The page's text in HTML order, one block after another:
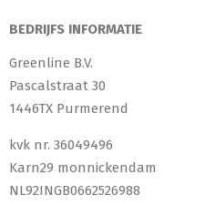
BEDRIJFS INFORMATIE
Greenline B.V.
Pascalstraat 30
1446TX Purmerend
kvk nr. 36049496
Karn29 monnickendam
NL92INGB0662526988